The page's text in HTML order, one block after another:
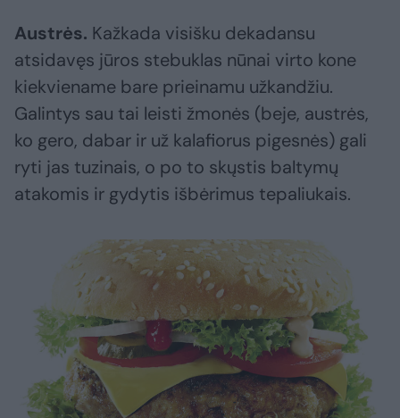
Austrės. Kažkada visišku dekadansu
atsidavęs jūros stebuklas nūnai virto kone
kiekviename bare prieinamu užkandžiu.
Galintys sau tai leisti žmonės (beje, austrės,
ko gero, dabar ir už kalafiorus pigesnės) gali
ryti jas tuzinais, o po to skųstis baltymų
atakomis ir gydytis išbėrimus tepaliukais.